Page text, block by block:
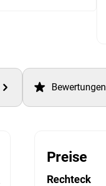
Bewertungen
Preise
Rechteck